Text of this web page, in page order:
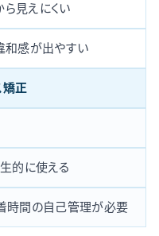
見えにくい
和感が出やすい
矯正
的に使える
時間の自己管理が必要